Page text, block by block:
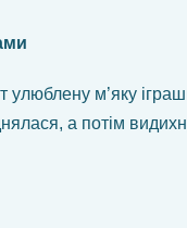
улюблену м’яку
а потім